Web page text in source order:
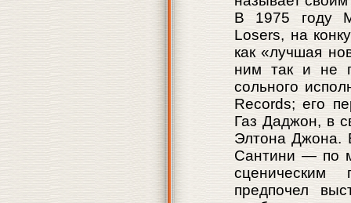
В 1975 году
Losers, на
как «лучшая
ним так и не
сольного
Records; его
Газ Даджон, в
Элтона Джона.
Сантини — по
сценическим
предпочел